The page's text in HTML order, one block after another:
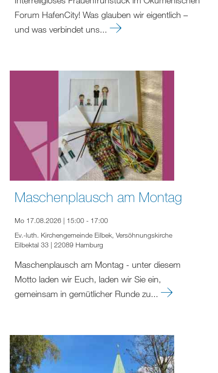
Forum HafenCity! Was glauben wir eigentlich –
und was verbindet uns...
Maschenplausch am Montag
Mo 17.08.2026 | 15:00 - 17:00
Ev.-luth. Kirchengemeinde Eilbek, Versöhnungskirche
Eilbektal 33 | 22089 Hamburg
Maschenplausch am Montag - unter diesem
Motto laden wir Euch, laden wir Sie ein,
gemeinsam in gemütlicher Runde zu...